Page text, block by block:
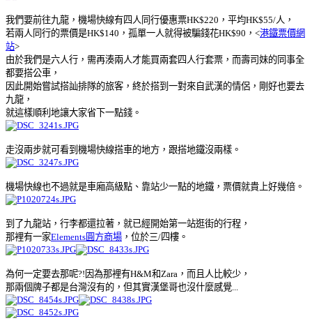
我們要前往九龍，機場快線有四人同行優惠票HK$220，平均HK$55/人，
若兩人同行的票價是HK$140，孤單一人就得被騙錢花HK$90，<港鐵票價網
站>
由於我們是六人行，需再湊兩人才能買兩套四人行套票，而壽司妹的同事全
都要搭公車，
因此開始嘗試搭訕排隊的旅客，終於搭到一對來自武漢的情侶，剛好也要去
九龍，
就這樣順利地讓大家省下一點錢。
走沒兩步就可看到機場快線搭車的地方，跟搭地鐵沒兩樣。
機場快線也不過就是車廂高級點、靠站少一點的地鐵，票價就貴上好幾倍。
到了九龍站，行李都還拉著，就已經開始第一站逛街的行程，
那裡有一家Elements圓方商場 ，位於三/四樓。
為何一定要去那呢?!因為那裡有H&M和Zara，而且人比較少，
那兩個牌子都是台灣沒有的，但其實漢堡哥也沒什麼感覺...